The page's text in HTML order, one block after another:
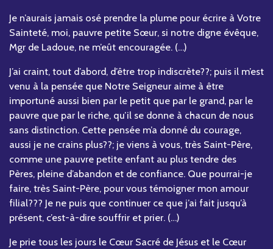
Je n’aurais jamais osé prendre la plume pour écrire à Votre
Sainteté, moi, pauvre petite Sœur, si notre digne évêque,
Mgr de Ladoue, ne m’eût encouragée. (…)
J’ai craint, tout d’abord, d’être trop indiscrète??; puis il m’est
venu à la pensée que Notre Seigneur aime à être
importuné aussi bien par le petit que par le grand, par le
pauvre que par le riche, qu’il se donne à chacun de nous
sans distinction. Cette pensée m’a donné du courage,
aussi je ne crains plus??; je viens à vous, très Saint-Père,
comme une pauvre petite enfant au plus tendre des
Pères, pleine d’abandon et de confiance. Que pourrai-je
faire, très Saint-Père, pour vous témoigner mon amour
filial??? Je ne puis que continuer ce que j’ai fait jusqu’à
présent, c’est-à-dire souffrir et prier. (…)
Je prie tous les jours le Cœur Sacré de Jésus et le Cœur